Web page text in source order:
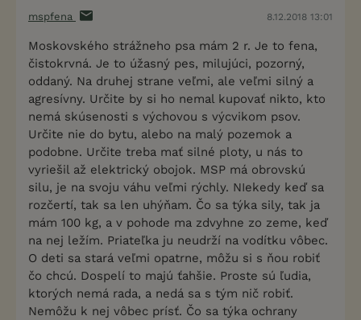
mspfena 8.12.2018 13:01
Moskovského strážneho psa mám 2 r. Je to fena,
čistokrvná. Je to úžasný pes, milujúci, pozorný,
oddaný. Na druhej strane veľmi, ale veľmi silný a
agresívny. Určite by si ho nemal kupovať nikto, kto
nemá skúsenosti s výchovou s výcvikom psov.
Určite nie do bytu, alebo na malý pozemok a
podobne. Určite treba mať silné ploty, u nás to
vyriešil až elektrický obojok. MSP má obrovskú
silu, je na svoju váhu veľmi rýchly. NIekedy keď sa
rozčertí, tak sa len uhýňam. Čo sa týka sily, tak ja
mám 100 kg, a v pohode ma zdvyhne zo zeme, keď
na nej ležím. Priateľka ju neudrží na vodítku vôbec.
O deti sa stará veľmi opatrne, môžu si s ňou robiť
čo chcú. Dospelí to majú ťahšie. Proste sú ľudia,
ktorých nemá rada, a nedá sa s tým nič robiť.
Nemôžu k nej vôbec prísť. Čo sa týka ochrany